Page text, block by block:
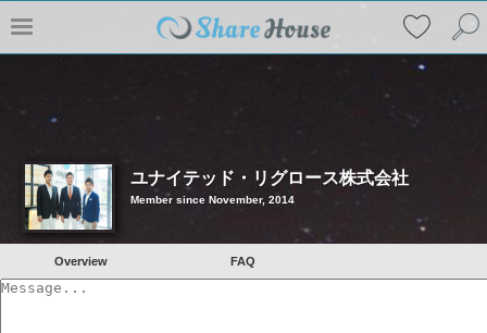
ユナイテッド・リグロース株式会社
Member since November, 2014
Overview FAQ